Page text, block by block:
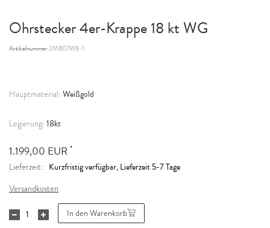
Ohrstecker 4er-Krappe 18 kt WG
Artikelnummer2M807W8-1
Hauptmaterial: Weißgold
Legierung: 18kt
1.199,00 EUR *
Lieferzeit: Kurzfristig verfügbar, Lieferzeit 5-7 Tage
Versandkosten
In den Warenkorb